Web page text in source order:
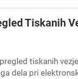
Tiskanih
tiskanih
dela pri